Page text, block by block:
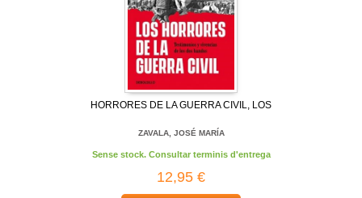
HORRORES DE LA GUERRA CIVIL, LOS
ZAVALA, JOSÉ MARÍA
Sense stock. Consultar terminis d'entrega
12,95 €